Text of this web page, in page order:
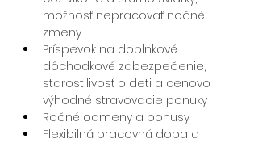
možnosť nepracovať nočné
zmeny
Príspevok na doplnkové
dôchodkové zabezpečenie,
starostllivosť o deti a cenovo
výhodné stravovacie ponuky
Ročné odmeny a bonusy
Flexibilná pracovná doba a